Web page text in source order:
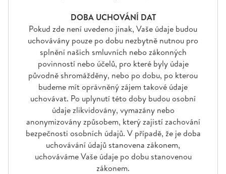
DOBA UCHOVÁNÍ DAT
Pokud zde není uvedeno jinak, Vaše údaje budou
uchovávány pouze po dobu nezbytně nutnou pro
splnění našich smluvních nebo zákonných
povinností nebo účelů, pro které byly údaje
původně shromážděny, nebo po dobu, po kterou
budeme mít oprávněný zájem takové údaje
uchovávat. Po uplynutí této doby budou osobní
údaje zlikvidovány, vymazány nebo
anonymizovány způsobem, který zajistí zachování
bezpečnosti osobních údajů. V případě, že je doba
uchovávání údajů stanovena zákonem,
uchováváme Vaše údaje po dobu stanovenou
zákonem.